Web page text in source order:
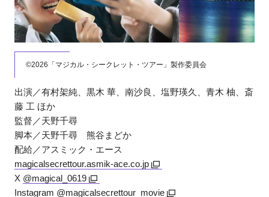
©︎2026「マジカル・シークレット・ツアー」製作委員会
出演／有村架純、黒木 華、南沙良、塩野瑛久、青木 柚、斎
藤 工 ほか
監督／天野千尋
脚本／天野千尋 熊谷まどか
配給／アスミック・エース
magicalsecrettour.asmik-ace.co.jp
X @magical_0619
Instagram @magicalsecrettour_movie